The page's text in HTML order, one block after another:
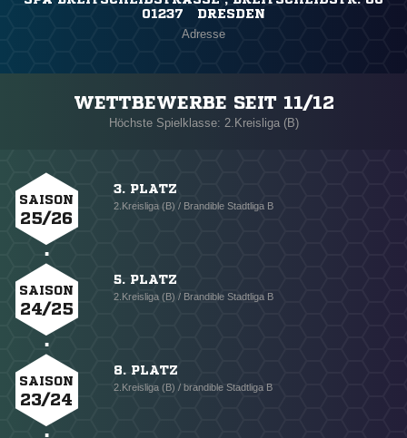
01237 DRESDEN
Adresse
WETTBEWERBE SEIT 11/12
Höchste Spielklasse: 2.Kreisliga (B)
SAISON
25/26
3. PLATZ
2.Kreisliga (B) / Brandible Stadtliga B
SAISON
24/25
5. PLATZ
2.Kreisliga (B) / Brandible Stadtliga B
SAISON
23/24
8. PLATZ
2.Kreisliga (B) / brandible Stadtliga B